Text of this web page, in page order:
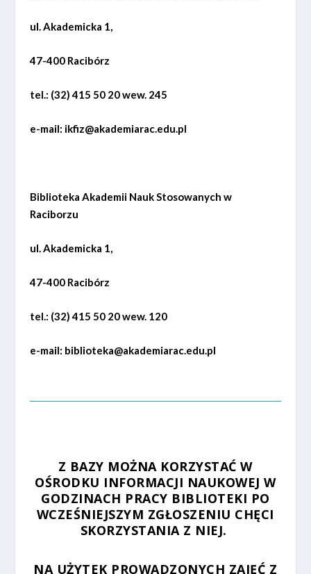
ul. Akademicka 1,
47-400 Racibórz
tel.: (32) 415 50 20 wew. 245
e-mail: ikfiz@akademiarac.edu.pl
Biblioteka Akademii Nauk Stosowanych w
Raciborzu
ul. Akademicka 1,
47-400 Racibórz
tel.: (32) 415 50 20 wew. 120
e-mail: biblioteka@akademiarac.edu.pl
Z BAZY MOŻNA KORZYSTAĆ W
OŚRODKU INFORMACJI NAUKOWEJ W
GODZINACH PRACY BIBLIOTEKI PO
WCZEŚNIEJSZYM ZGŁOSZENIU CHĘCI
SKORZYSTANIA Z NIEJ.
NA UŻYTEK PROWADZONYCH ZAJĘĆ Z